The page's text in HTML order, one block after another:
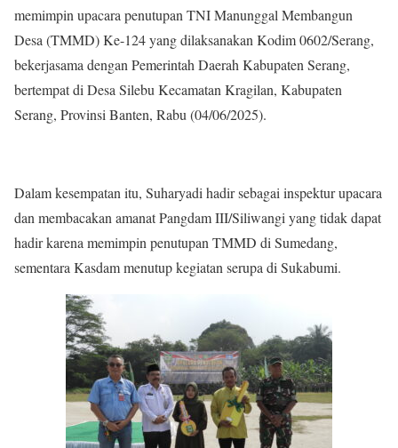
memimpin upacara penutupan TNI Manunggal Membangun
Desa (TMMD) Ke-124 yang dilaksanakan Kodim 0602/Serang,
bekerjasama dengan Pemerintah Daerah Kabupaten Serang,
bertempat di Desa Silebu Kecamatan Kragilan, Kabupaten
Serang, Provinsi Banten, Rabu (04/06/2025).
Dalam kesempatan itu, Suharyadi hadir sebagai inspektur upacara
dan membacakan amanat Pangdam III/Siliwangi yang tidak dapat
hadir karena memimpin penutupan TMMD di Sumedang,
sementara Kasdam menutup kegiatan serupa di Sukabumi.